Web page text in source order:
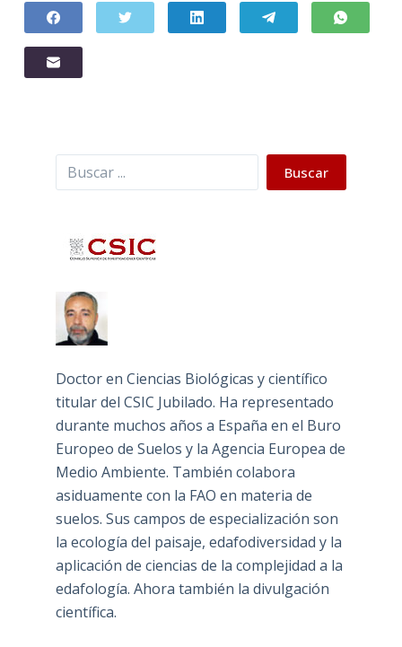
Buscar Buscar
Doctor en Ciencias Biológicas y científico
titular del CSIC Jubilado. Ha representado
durante muchos años a España en el Buro
Europeo de Suelos y la Agencia Europea de
Medio Ambiente. También colabora
asiduamente con la FAO en materia de
suelos. Sus campos de especialización son
la ecología del paisaje, edafodiversidad y la
aplicación de ciencias de la complejidad a la
edafología. Ahora también la divulgación
científica.